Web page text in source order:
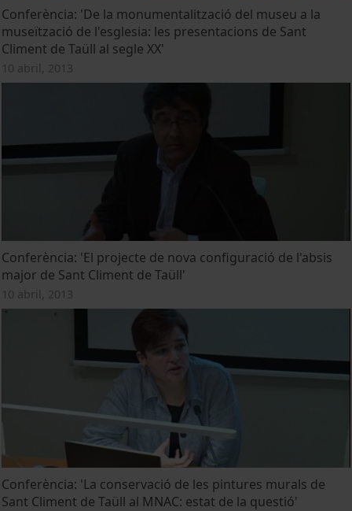
Conferència: 'De la monumentalització del museu a la
museïtzació de l'esglesia: les presentacions de Sant
Climent de Taüll al segle XX'
10 abril, 2013
Conferència: 'El projecte de nova configuració de l'absis
major de Sant Climent de Taüll'
10 abril, 2013
Conferència: 'La conservació de les pintures murals de
Sant Climent de Taüll al MNAC: estat de la questió'